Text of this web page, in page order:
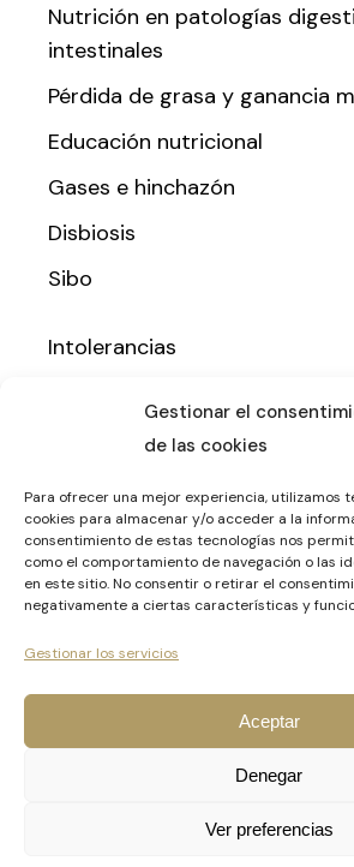
Gestionar el
de las cookies
Para ofrecer una mejor experiencia, utilizamos
cookies para almacenar y/o acceder a la
consentimiento de estas tecnologías nos
como el comportamiento de navegación o las
en este sitio. No consentir o retirar el
negativamente a ciertas características y
Gestionar los servicios
Aceptar
Denegar
Ver preferencias
Nutrición en patologías
intestinales
Pérdida de grasa y ganancia
Educación nutricional
Gases e hinchazón
Disbiosis
Sibo
Intolerancias
Amenorrea
depresión
Síndrome de ovario
Candidiasis
Ayuno intermitente
Nutrición by Inma